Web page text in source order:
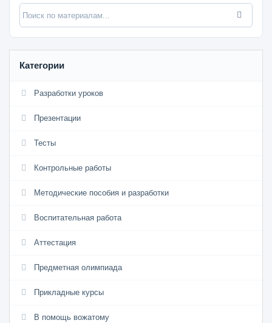
Категории
Разработки уроков
Презентации
Тесты
Контрольные работы
Методические пособия и разработки
Воспитательная работа
Аттестация
Предметная олимпиада
Прикладные курсы
В помощь вожатому